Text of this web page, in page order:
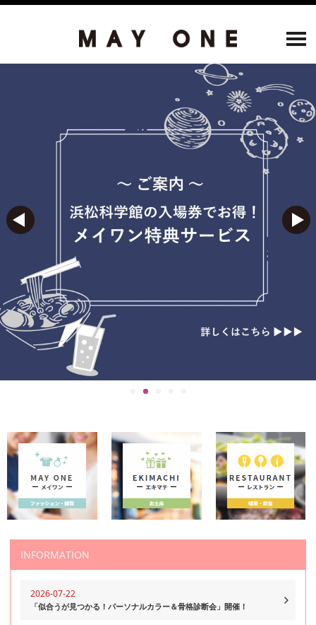
INFORMATION
2026-07-22
「似合うが見つかる！パーソナルカラー＆骨格診断会」開催！